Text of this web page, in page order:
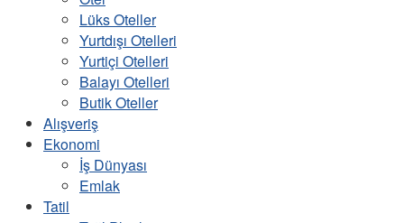
Lüks Oteller
Yurtdışı Otelleri
Yurtiçi Otelleri
Balayı Otelleri
Butik Oteller
Alışveriş
Ekonomi
İş Dünyası
Emlak
Tatil